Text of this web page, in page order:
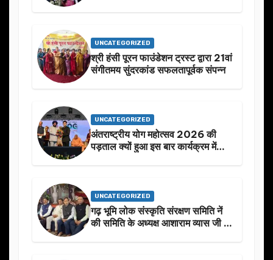
UNCATEGORIZED
श्री हंसी पूरन फाउंडेशन ट्रस्ट द्वारा 21वां
संगीतमय सुंदरकांड सफलतापूर्वक संपन्न
UNCATEGORIZED
अंतराष्ट्रीय योग महोत्सव 2026 की
पड़ताल क्यों हुआ इस बार कार्यक्रम में
UNCATEGORIZED
गढ़ भूमि लोक संस्कृति संरक्षण समिति नें
की समिति के अध्यक्ष आशाराम व्यास जी के